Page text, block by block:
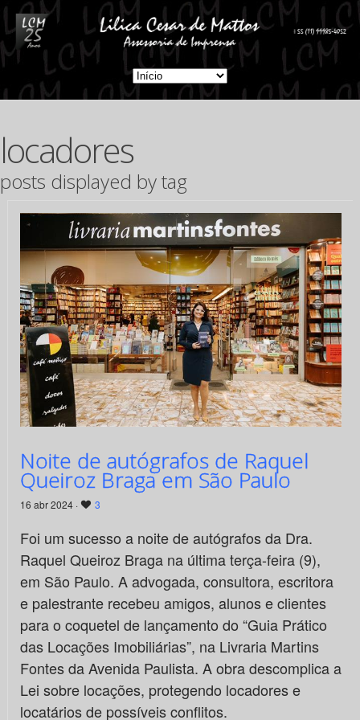
locadores
posts displayed by tag
Noite de autógrafos de Raquel
Queiroz Braga em São Paulo
16 abr 2024 · 3
Foi um sucesso a noite de autógrafos da Dra.
Raquel Queiroz Braga na última terça-feira (9),
em São Paulo. A advogada, consultora, escritora
e palestrante recebeu amigos, alunos e clientes
para o coquetel de lançamento do “Guia Prático
das Locações Imobiliárias”, na Livraria Martins
Fontes da Avenida Paulista. A obra descomplica a
Lei sobre locações, protegendo locadores e
locatários de possíveis conflitos.